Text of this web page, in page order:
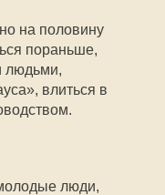
на половину
пораньше,
людьми,
влиться в
люди,